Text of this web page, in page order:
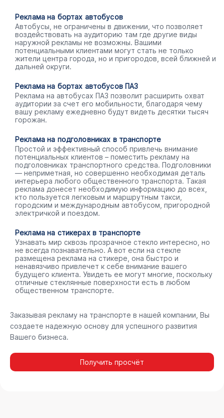
Реклама на бортах автобусов
Автобусы, не ограничены в движении, что позволяет
воздействовать на аудиторию там где другие виды
наружной рекламы не возможны. Вашими
потенциальными клиентами могут стать не только
жители центра города, но и пригородов, всей ближней и
дальней округи.
Реклама на бортах автобусов ПАЗ
Реклама на автобусах ПАЗ позволит расширить охват
аудитории за счет его мобильности, благодаря чему
вашу рекламу ежедневно будут видеть десятки тысяч
горожан.
Реклама на подголовниках в транспорте
Простой и эффективный способ привлечь внимание
потенциальных клиентов – поместить рекламу на
подголовниках транспортного средства. Подголовники
— неприметная, но совершенно необходимая деталь
интерьера любого общественного транспорта. Такая
реклама донесет необходимую информацию до всех,
кто пользуется легковым и маршрутным такси,
городским и международным автобусом, пригородной
электричкой и поездом.
Реклама на стикерах в транспорте
Узнавать мир сквозь прозрачное стекло интересно, но
не всегда познавательно. А вот если на стекле
размещена реклама на стикере, она быстро и
ненавязчиво привлечет к себе внимание вашего
будущего клиента. Увидеть ее могут многие, поскольку
отличные стеклянные поверхности есть в любом
общественном транспорте.
Заказывая рекламу на транспорте в нашей компании, Вы
создаете надежную основу для успешного развития
Вашего бизнеса.
Получить просчёт